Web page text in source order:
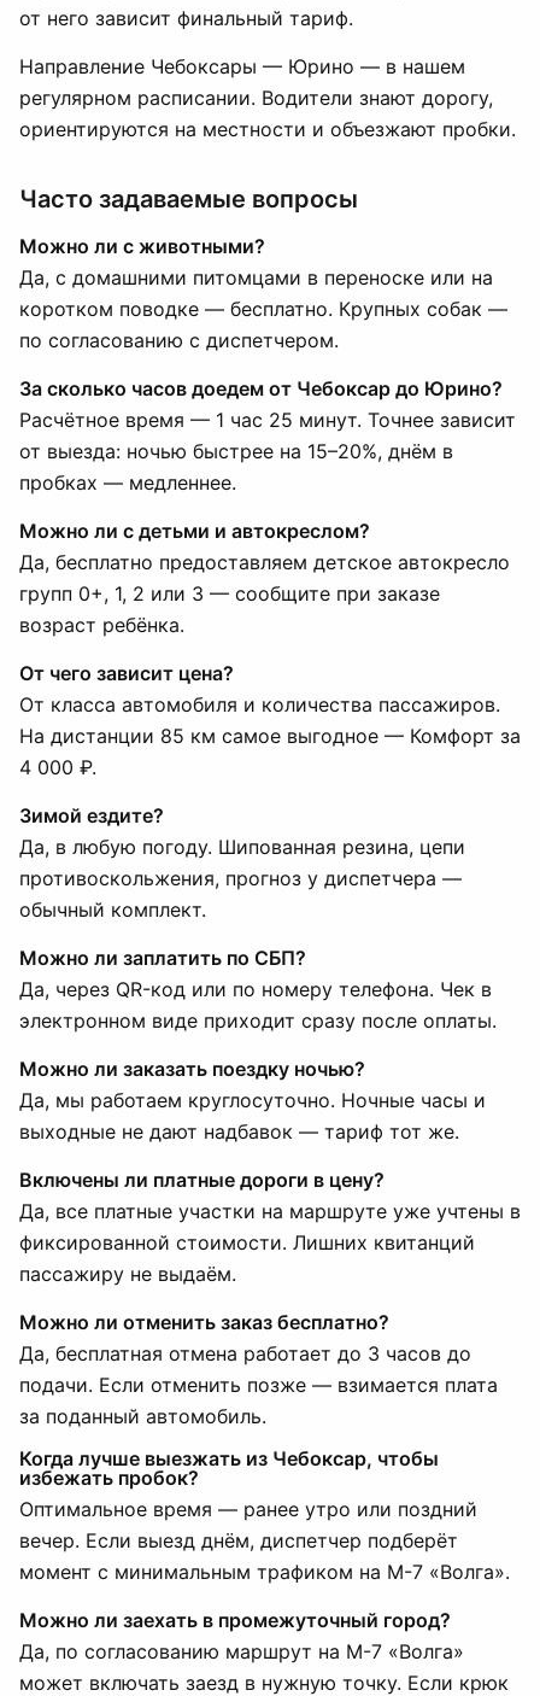
от него зависит финальный тариф.
Направление Чебоксары — Юрино — в нашем
регулярном расписании. Водители знают дорогу,
ориентируются на местности и объезжают пробки.
Часто задаваемые вопросы
Можно ли с животными?
Да, с домашними питомцами в переноске или на
коротком поводке — бесплатно. Крупных собак —
по согласованию с диспетчером.
За сколько часов доедем от Чебоксар до Юрино?
Расчётное время — 1 час 25 минут. Точнее зависит
от выезда: ночью быстрее на 15–20%, днём в
пробках — медленнее.
Можно ли с детьми и автокреслом?
Да, бесплатно предоставляем детское автокресло
групп 0+, 1, 2 или 3 — сообщите при заказе
возраст ребёнка.
От чего зависит цена?
От класса автомобиля и количества пассажиров.
На дистанции 85 км самое выгодное — Комфорт за
4 000 ₽.
Зимой ездите?
Да, в любую погоду. Шипованная резина, цепи
противоскольжения, прогноз у диспетчера —
обычный комплект.
Можно ли заплатить по СБП?
Да, через QR-код или по номеру телефона. Чек в
электронном виде приходит сразу после оплаты.
Можно ли заказать поездку ночью?
Да, мы работаем круглосуточно. Ночные часы и
выходные не дают надбавок — тариф тот же.
Включены ли платные дороги в цену?
Да, все платные участки на маршруте уже учтены в
фиксированной стоимости. Лишних квитанций
пассажиру не выдаём.
Можно ли отменить заказ бесплатно?
Да, бесплатная отмена работает до 3 часов до
подачи. Если отменить позже — взимается плата
за поданный автомобиль.
Когда лучше выезжать из Чебоксар, чтобы
избежать пробок?
Оптимальное время — ранее утро или поздний
вечер. Если выезд днём, диспетчер подберёт
момент с минимальным трафиком на М-7 «Волга».
Можно ли заехать в промежуточный город?
Да, по согласованию маршрут на М-7 «Волга»
может включать заезд в нужную точку. Если крюк